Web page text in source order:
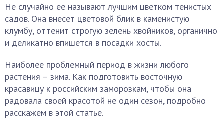
Не случайно ее называют лучшим цветком тенистых
садов. Она внесет цветовой блик в каменистую
клумбу, оттенит строгую зелень хвойников, органично
и деликатно впишется в посадки хосты.
Наиболее проблемный период в жизни любого
растения – зима. Как подготовить восточную
красавицу к российским заморозкам, чтобы она
радовала своей красотой не один сезон, подробно
расскажем в этой статье.